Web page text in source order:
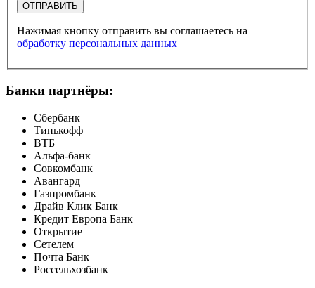
ОТПРАВИТЬ
Нажимая кнопку отправить вы соглашаетесь на
обработку персональных данных
Банки партнёры:
Сбербанк
Тинькофф
ВТБ
Альфа-банк
Совкомбанк
Авангард
Газпромбанк
Драйв Клик Банк
Кредит Европа Банк
Открытие
Сетелем
Почта Банк
Россельхозбанк